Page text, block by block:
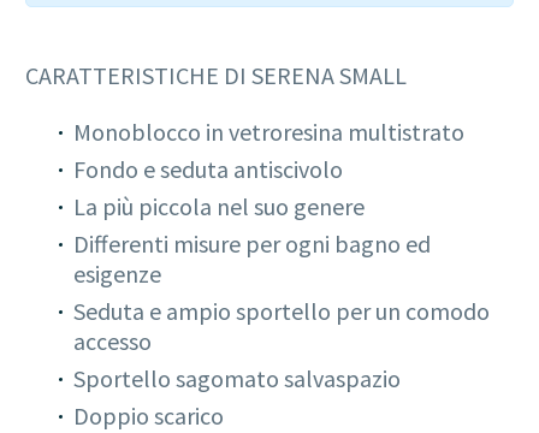
CARATTERISTICHE DI SERENA SMALL
Monoblocco in vetroresina multistrato
Fondo e seduta antiscivolo
La più piccola nel suo genere
Differenti misure per ogni bagno ed
esigenze
Seduta e ampio sportello per un comodo
accesso
Sportello sagomato salvaspazio
Doppio scarico